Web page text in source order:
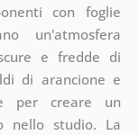
con foglie
un'atmosfera
e fredde di
di arancione e
per creare un
nello studio. La